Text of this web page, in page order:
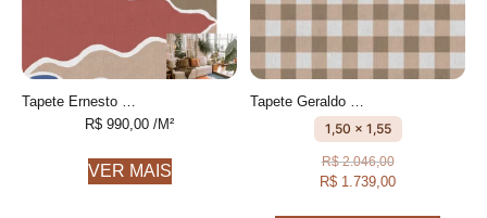
R$ 990,00 /M²
VER MAIS
1,50 x 1,55
R$2.046,00
R$ 1.739,00